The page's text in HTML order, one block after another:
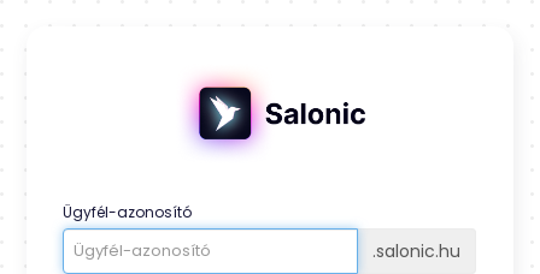
Ügyfél-azonosító
.salonic.hu